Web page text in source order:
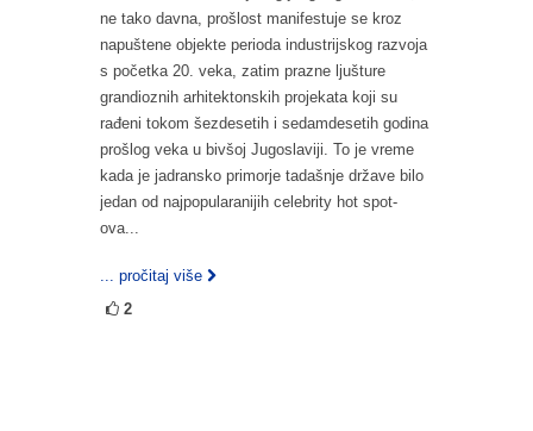
ne tako davna, prošlost manifestuje se kroz
napuštene objekte perioda industrijskog razvoja
s početka 20. veka, zatim prazne ljušture
grandioznih arhitektonskih projekata koji su
rađeni tokom šezdesetih i sedamdesetih godina
prošlog veka u bivšoj Jugoslaviji. To je vreme
kada je jadransko primorje tadašnje države bilo
jedan od najpopularanijih celebrity hot spot-
ova...
... pročitaj više
2